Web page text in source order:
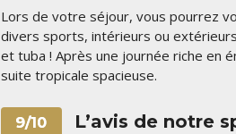
Lors de votre séjour, vous pourrez
divers sports, intérieurs ou
et tuba ! Après une journée riche en
suite tropicale spacieuse.
9/10 L’avis de notre